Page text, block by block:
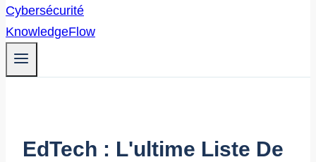
EdTech : L'ultime Liste De